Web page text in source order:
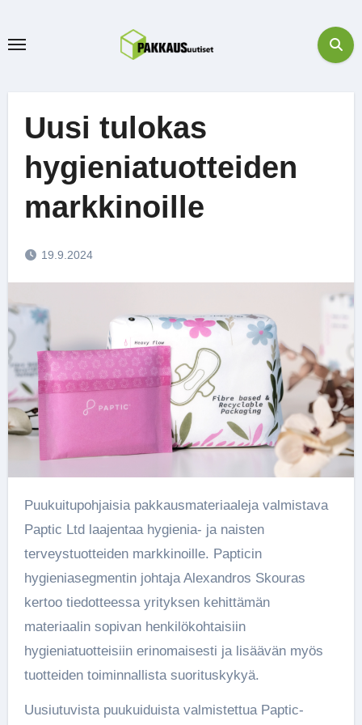
Uusi tulokas
hygieniatuotteiden
markkinoille
19.9.2024
Puukuitupohjaisia ​​pakkausmateriaaleja valmistava
Paptic Ltd laajentaa hygienia- ja naisten
terveystuotteiden markkinoille. Papticin
hygieniasegmentin johtaja Alexandros Skouras
kertoo tiedotteessa yrityksen kehittämän
materiaalin sopivan henkilökohtaisiin
hygieniatuotteisiin erinomaisesti ja lisäävän myös
tuotteiden toiminnallista suorituskykyä.
Uusiutuvista puukuiduista valmistettua Paptic-